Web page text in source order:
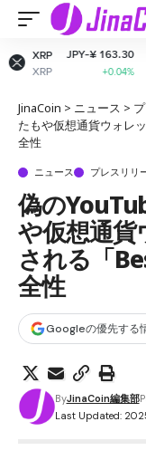
Solana
SOL
JinaCoin > ニュース >
たもや仮想通貨ウォレ
全性
ニュース プレスリリ
偽の
や仮想通貨
される「
全性
Googleの優先する
Last Updated:
ByJinaCoin編集部